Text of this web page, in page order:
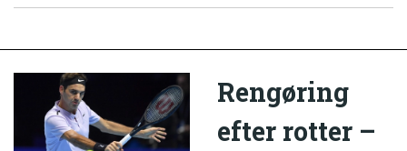
Rengøring
efter rotter –